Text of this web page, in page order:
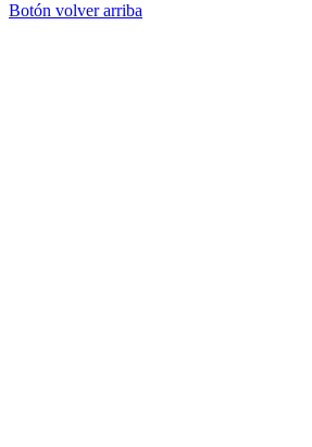
Botón volver arriba